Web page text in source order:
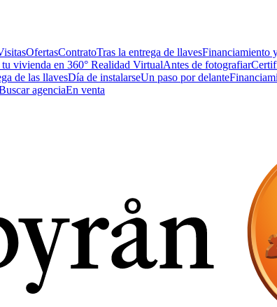
OfertasContratoTras la entrega de llavesFinanciamiento
vivienda en 360° Realidad VirtualAntes de fotografiar
de las llavesDía de instalarseUn paso por delante
agenciaEn venta